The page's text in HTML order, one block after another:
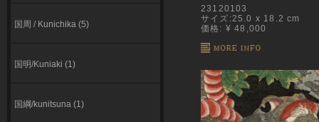
国周 / Kunichika (5)
国明/Kuniaki (1)
国綱/kunitsuna (1)
23120103
サイズ:25.0 x 18.2 cm
価格: ¥ 48,000